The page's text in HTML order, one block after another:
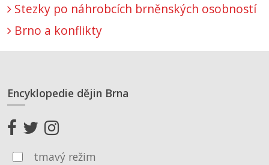
Stezky po náhrobcích brněnských osobností
Brno a konflikty
Encyklopedie dějin Brna
tmavý režim